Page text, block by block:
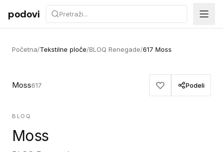
Preskoči na sadržaj
podovi
Početna/Tekstilne ploče/BLOQ Renegade/617 Moss
Moss617 Podeli
BLOQ
Moss